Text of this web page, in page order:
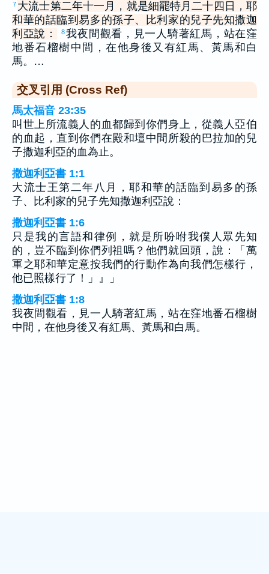
7 大流士第二年十一月，就是細罷特月二十四日，耶
和華的話臨到易多的孫子、比利家的兒子先知撒迦
利亞說：
8我夜間觀看，見一人騎著紅馬，站在窪
地番石榴樹中間，在他身後又有紅馬、黃馬和白
馬。…
交叉引用 (Cross Ref)
馬太福音 23:35
叫世上所流義人的血都歸到你們身上，從義人亞伯
的血起，直到你們在殿和壇中間所殺的巴拉加的兒
子撒迦利亞的血為止。
撒迦利亞書 1:1
大流士王第二年八月，耶和華的話臨到易多的孫
子、比利家的兒子先知撒迦利亞說：
撒迦利亞書 1:6
只是我的言語和律例，就是所吩咐我僕人眾先知
的，豈不臨到你們列祖嗎？他們就回頭，說：「萬
軍之耶和華定意按我們的行動作為向我們怎樣行，
他已照樣行了！」』」
撒迦利亞書 1:8
我夜間觀看，見一人騎著紅馬，站在窪地番石榴樹
中間，在他身後又有紅馬、黃馬和白馬。